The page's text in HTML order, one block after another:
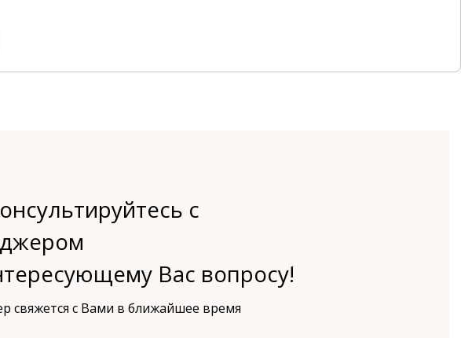
с
Вас вопросу!
свяжется с Вами в ближайшее время